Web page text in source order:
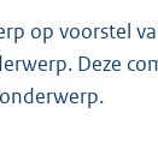
op voorstel
Deze